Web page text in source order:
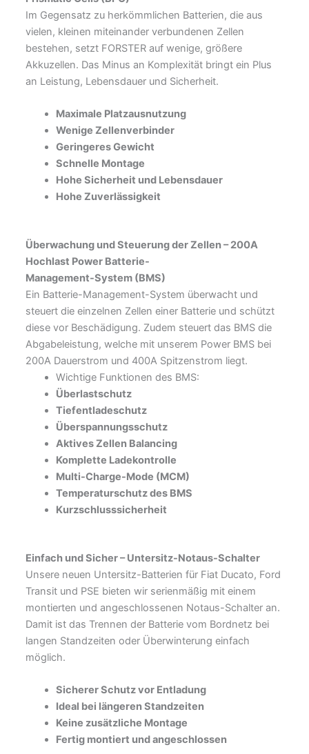
Im Gegensatz zu herkömmlichen Batterien, die aus
vielen, kleinen miteinander verbundenen Zellen
bestehen, setzt FORSTER auf wenige, größere
Akkuzellen. Das Minus an Komplexität bringt ein Plus
an Leistung, Lebensdauer und Sicherheit.
Maximale Platzausnutzung
Wenige Zellenverbinder
Geringeres Gewicht
Schnelle Montage
Hohe Sicherheit und Lebensdauer
Hohe Zuverlässigkeit
Überwachung und Steuerung der Zellen –200A
Hochlast Power Batterie-
Management-System (BMS)
Ein Batterie-Management-System überwacht und
steuert die einzelnen Zellen einer Batterie und schützt
diese vor Beschädigung. Zudem steuert das BMS die
Abgabeleistung, welche mit unserem Power BMS bei
200A Dauerstrom und 400A Spitzenstrom liegt.
Wichtige Funktionen des BMS:
Überlastschutz
Tiefentladeschutz
Überspannungsschutz
Aktives Zellen Balancing
Komplette Ladekontrolle
Multi-Charge-Mode (MCM)
Temperaturschutz des BMS
Kurzschlusssicherheit
Einfach und Sicher –Untersitz-Notaus-Schalter
Unsere neuen Untersitz-Batterien für Fiat Ducato, Ford
Transit und PSE bieten wir serienmäßig mit einem
montierten und angeschlossenen Notaus-Schalter an.
Damit ist das Trennen der Batterie vom Bordnetz bei
langen Standzeiten oder Überwinterung einfach
möglich.
Sicherer Schutz vor Entladung
Ideal bei längeren Standzeiten
Keine zusätzliche Montage
Fertig montiert und angeschlossen